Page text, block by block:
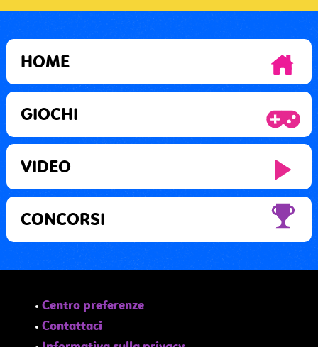
HOME
GIOCHI
VIDEO
CONCORSI
Centro preferenze
Contattaci